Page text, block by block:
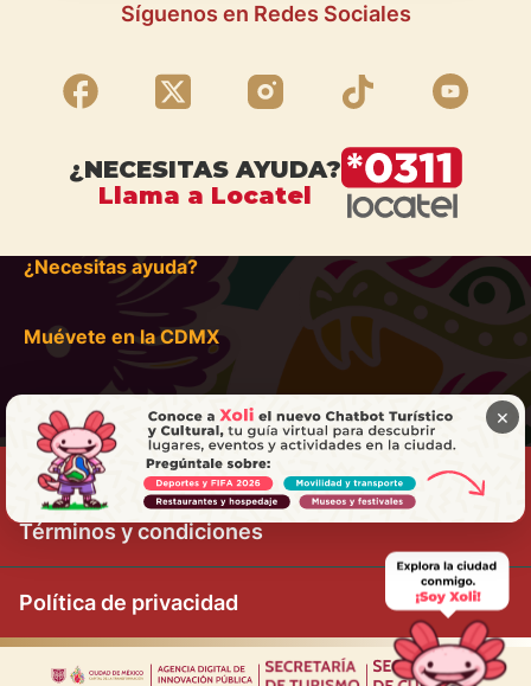
Síguenos en Redes Sociales
¿NECESITAS AYUDA?
Llama a Locatel
¿Necesitas ayuda?
Muévete en la CDMX
Términos y condiciones
Política de privacidad
|
×